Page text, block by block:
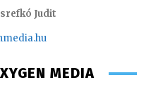
Judit
MEDIA